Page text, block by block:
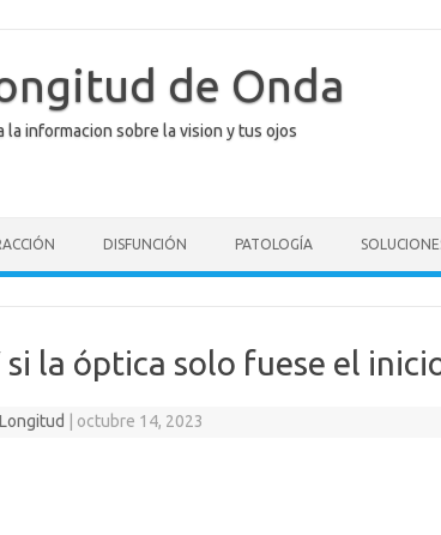
de Onda
la informacion sobre la vision y tus ojos
DISFUNCIÓN PATOLOGÍA
si la óptica solo fuese el
Longitud octubre 14, 2023